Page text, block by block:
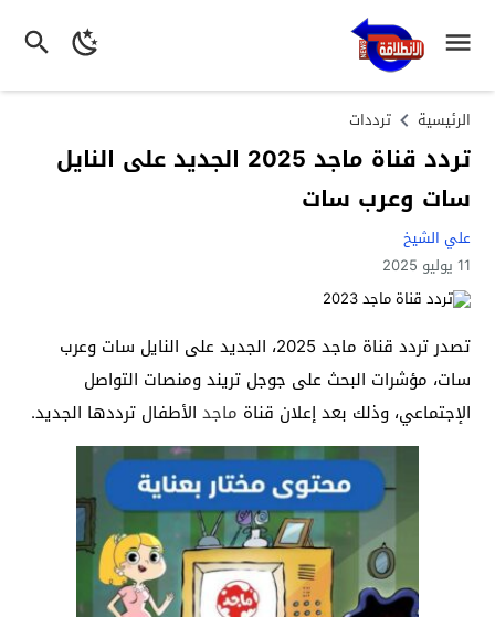
الرئيسية ترددات
تردد قناة ماجد 2025 الجديد على النايل
سات وعرب سات
علي الشيخ
11 يوليو 2025
تصدر تردد قناة ماجد 2025، الجديد على النايل سات وعرب
سات، مؤشرات البحث على جوجل تريند ومنصات التواصل
الإجتماعي، وذلك بعد إعلان قناة ماجد الأطفال ترددها الجديد.